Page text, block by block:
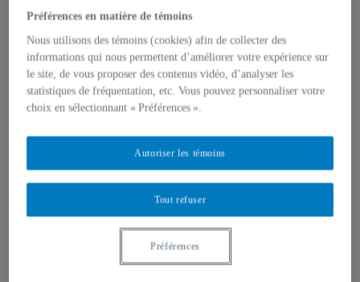
Partenaires
Activités socio-scientifiques
Axes de recherche
1) Écocitoyenneté et justice
2) Prismes socioculturels
3) Art et créativité
4) Formation initiale et continue
Revue ERE
Publications du Centr’ERE
Thèses et mémoires
Cours et programmes de formation
Place aux étudiant.e.s
Préférences en matière de témoins
Nous utilisons des témoins (cookies) afin de collecter des
informations qui nous permettent d’améliorer votre expérience sur
le site, de vous proposer des contenus vidéo, d’analyser les
statistiques de fréquentation, etc. Vous pouvez personnaliser votre
choix en sélectionnant « Préférences ».
Tout refuser
Autoriser les témoins
Préférences